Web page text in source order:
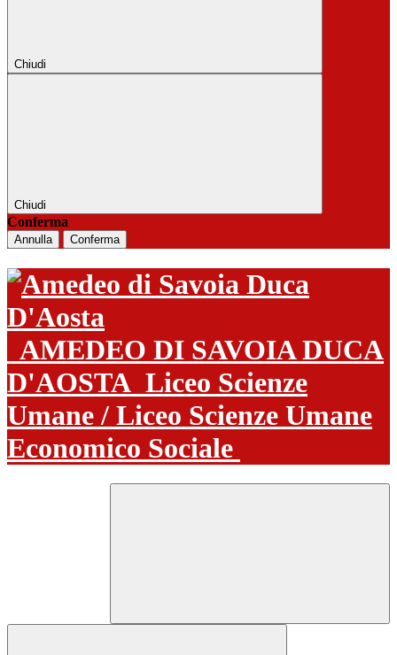
Chiudi
Chiudi
Conferma
Annulla Conferma
AMEDEO DI SAVOIA DUCA
D'AOSTA Liceo Scienze
Umane / Liceo Scienze Umane
Economico Sociale